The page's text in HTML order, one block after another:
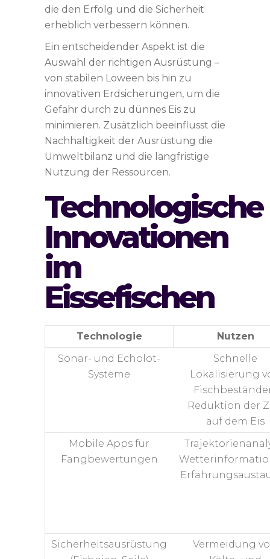
die den Erfolg und die Sicherheit
erheblich verbessern können.
Ein entscheidender Aspekt ist die
Auswahl der richtigen Ausrüstung –
von stabilen Loween bis hin zu
innovativen Erdsicherungen, um die
Gefahr durch zu dünnes Eis zu
minimieren. Zusätzlich beeinflusst die
Nachhaltigkeit der Ausrüstung die
Umweltbilanz und die langfristige
Nutzung der Ressourcen.
Technologische
Innovationen
im
Eissefischen
Technologie
Nutzen
Sonar- und Echolot-
Systeme
Schnelle
Lokalisierung
Reduktion der
auf dem Eis
Mobile Apps für
Fangbewertungen
Sicherheitsausrüstung
Vermeidung